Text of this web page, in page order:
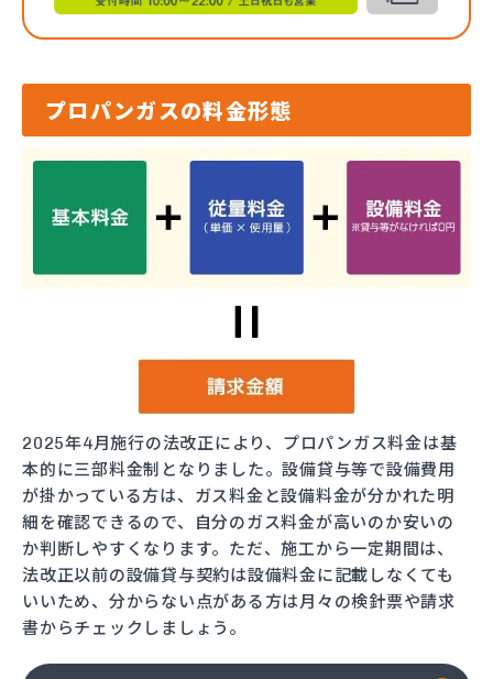
プロパンガスの料金形態
2025年4月施行の法改正により、プロパンガス料金は基
本的に三部料金制となりました。設備貸与等で設備費用
が掛かっている方は、ガス料金と設備料金が分かれた明
細を確認できるので、自分のガス料金が高いのか安いの
か判断しやすくなります。ただ、施工から一定期間は、
法改正以前の設備貸与契約は設備料金に記載しなくても
いいため、分からない点がある方は月々の検針票や請求
書からチェックしましょう。